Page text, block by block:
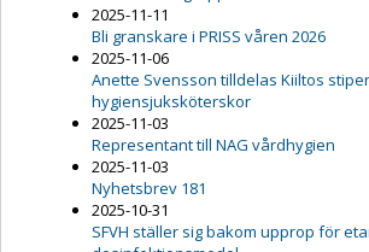
2025-11-11
Bli granskare i PRISS våren 2026
2025-11-06
Anette Svensson tilldelas Kiiltos
hygiensjuksköterskor
2025-11-03
Representant till NAG vårdhygien
2025-11-03
Nyhetsbrev 181
2025-10-31
SFVH ställer sig bakom upprop för